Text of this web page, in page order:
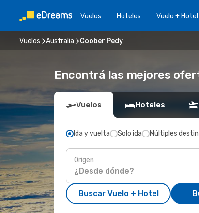
Vuelos Hoteles Vuelo + Hotel
Vuelos Australia Coober Pedy
Encontrá las mejores
Vuelos Hoteles
Ida y vuelta Solo ida Múltiples
Origen
Buscar Vuelo + Hotel